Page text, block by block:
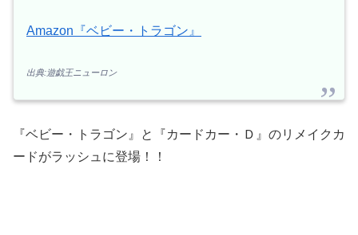
Amazon『ベビー・トラゴン』
出典:遊戯王ニューロン
『ベビー・トラゴン』と『カードカー・Ｄ』のリメイクカ
ードがラッシュに登場！！